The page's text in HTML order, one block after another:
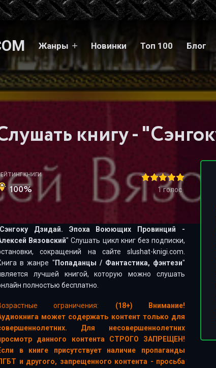
Жанры Новинки Топ 100 Блог
КНИГИ
100% 1голос
Сэнгоку Дзидай. Эпоха Воюющих Провинций -
Вязовский" Слушать цикл книг без подписки,
сокращений на сайте slushat-knigi.com.
в жанре " Попаданцы / Фантастика, фэнтези"
лучшей книгой, которую можно слушать
полностью бесплатно.
ограничения:
(18+) Внимание!
может содержать контент только для
Для несовершеннолетних
данного контента СТРОГО ЗАПРЕЩЕН!
в книге присутствует наличие пропаганды
и другого, запрещенного контента - просьба